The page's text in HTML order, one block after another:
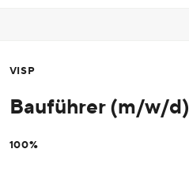
VISP
Bauführer (m/w/d)
100%